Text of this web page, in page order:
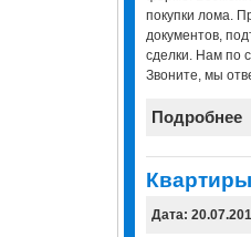
покупки лома.
документов,
сделки. Нам по
Звоните, мы
Подробнее
Дата: